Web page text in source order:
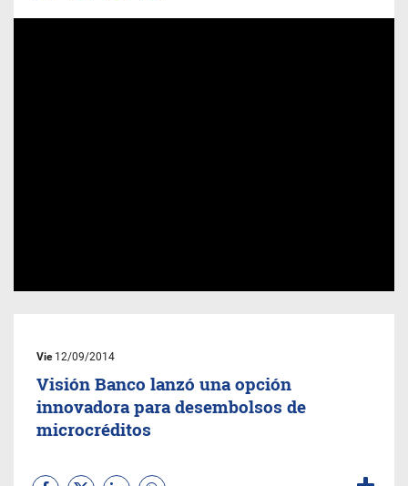
Vie12/09/2014
Visión Banco lanzó una opción
innovadora para desembolsos de
microcréditos